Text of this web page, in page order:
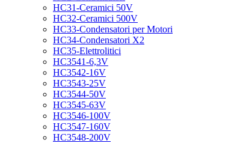
HC31-Ceramici 50V
HC32-Ceramici 500V
HC33-Condensatori per Motori
HC34-Condensatori X2
HC35-Elettrolitici
HC3541-6,3V
HC3542-16V
HC3543-25V
HC3544-50V
HC3545-63V
HC3546-100V
HC3547-160V
HC3548-200V